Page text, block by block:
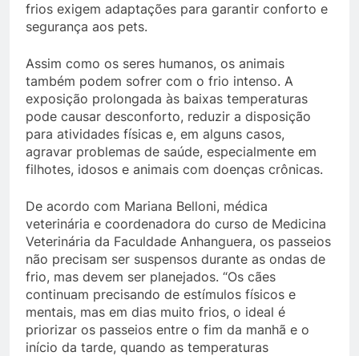
frios exigem adaptações para garantir conforto e
segurança aos pets.
Assim como os seres humanos, os animais
também podem sofrer com o frio intenso. A
exposição prolongada às baixas temperaturas
pode causar desconforto, reduzir a disposição
para atividades físicas e, em alguns casos,
agravar problemas de saúde, especialmente em
filhotes, idosos e animais com doenças crônicas.
De acordo com Mariana Belloni, médica
veterinária e coordenadora do curso de Medicina
Veterinária da Faculdade Anhanguera, os passeios
não precisam ser suspensos durante as ondas de
frio, mas devem ser planejados. “Os cães
continuam precisando de estímulos físicos e
mentais, mas em dias muito frios, o ideal é
priorizar os passeios entre o fim da manhã e o
início da tarde, quando as temperaturas